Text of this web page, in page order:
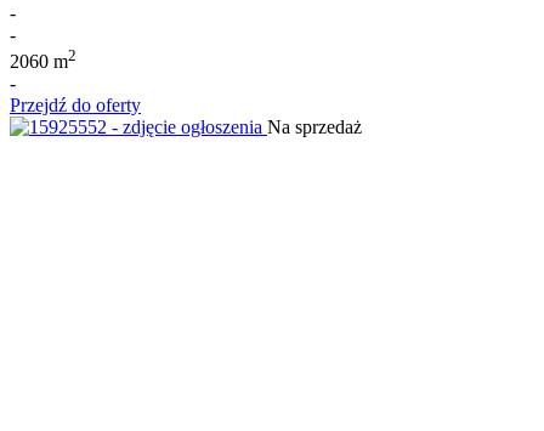
-
-
2060 m2
-
Przejdź do oferty
Na sprzedaż